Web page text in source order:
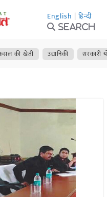
English | हिन्दी
Search
की खेती उद्यानिकी सरकारी